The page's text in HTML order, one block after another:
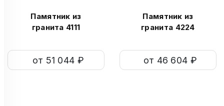
Памятник из
гранита 4111
от 51 044 ₽
Памятник из
гранита 4224
от 46 604 ₽